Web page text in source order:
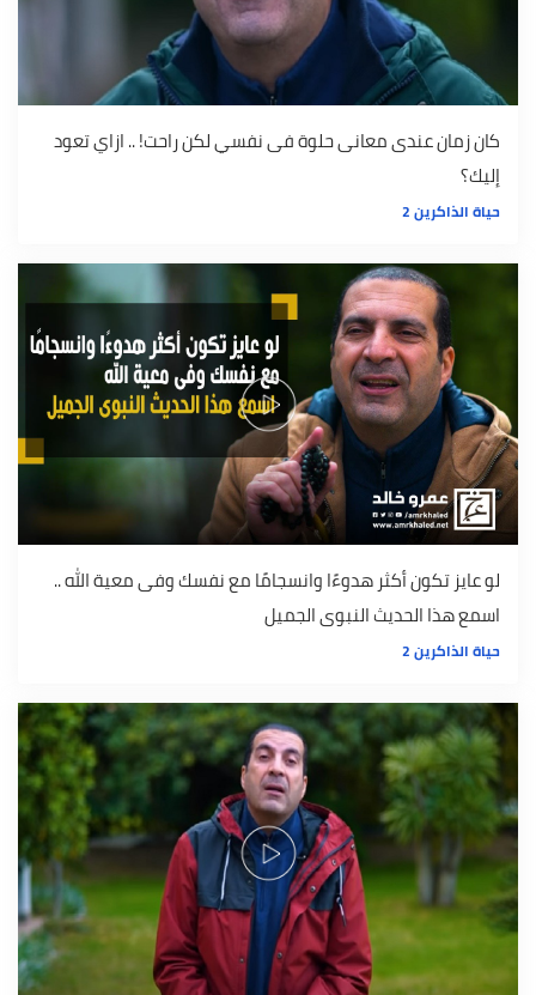
كان زمان عندى معانى حلوة فى نفسي لكن راحت! .. ازاي تعود
إليك؟
حياة الذاكرين 2
لو عايز تكون أكثر هدوءًا وانسجامًا مع نفسك وفى معية الله ..
اسمع هذا الحديث النبوى الجميل
حياة الذاكرين 2